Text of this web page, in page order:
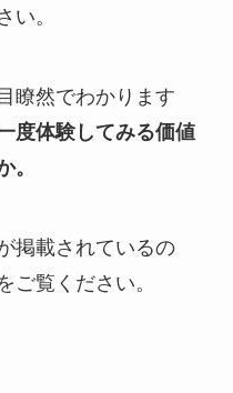
い。
瞭然でわかります
度体験してみる価値
。
掲載されているの
ご覧ください。